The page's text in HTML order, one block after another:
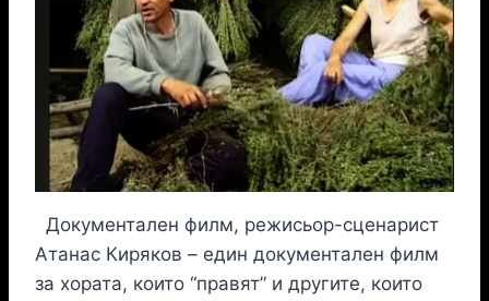
Документален филм, режисьор-сценарист
Атанас Киряков – един документален филм
за хората, които “правят” и другите, които